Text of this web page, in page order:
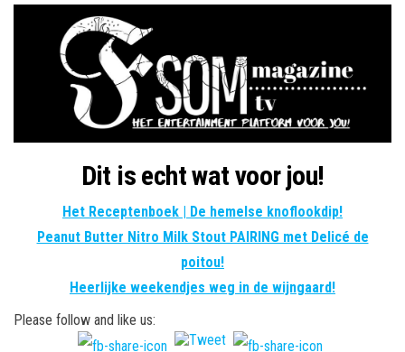
Dit is echt wat voor jou!
Het Receptenboek | De hemelse knoflookdip!
Peanut Butter Nitro Milk Stout PAIRING met Delicé de
poitou!
Heerlijke weekendjes weg in de wijngaard!
Please follow and like us: